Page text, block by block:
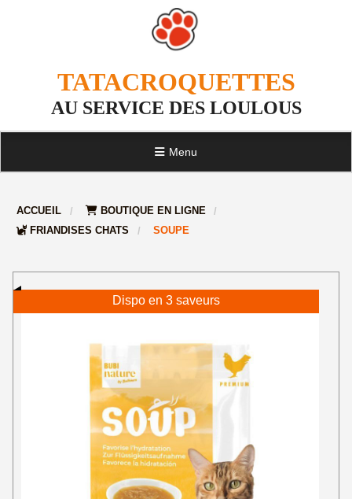
TATACROQUETTES
AU SERVICE DES LOULOUS
Menu
ACCUEIL
BOUTIQUE EN LIGNE
FRIANDISES CHATS
SOUPE
Dispo en 3 saveurs